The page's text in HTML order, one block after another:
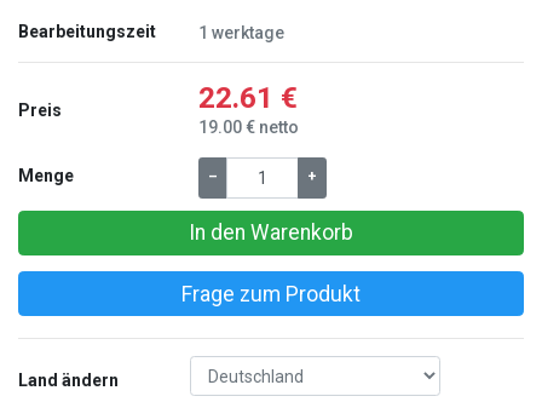
Bearbeitungszeit 1 werktage
Preis 22.61 €
19.00 € netto
Menge – +
In den Warenkorb
Frage zum Produkt
Land ändern